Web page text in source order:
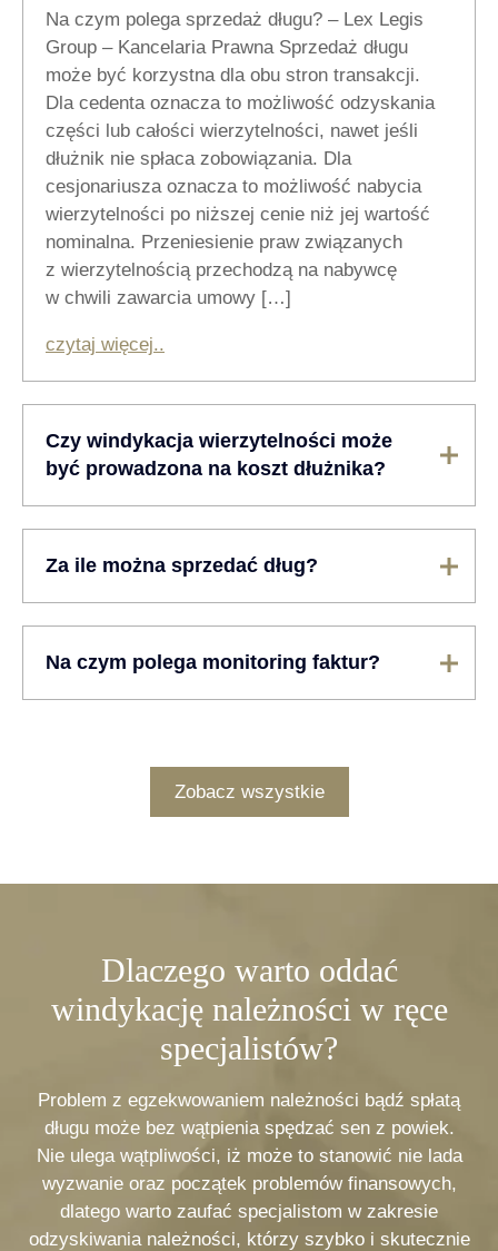
Na czym polega sprzedaż długu? – Lex Legis
Group – Kancelaria Prawna Sprzedaż długu
może być korzystna dla obu stron transakcji.
Dla cedenta oznacza to możliwość odzyskania
części lub całości wierzytelności, nawet jeśli
dłużnik nie spłaca zobowiązania. Dla
cesjonariusza oznacza to możliwość nabycia
wierzytelności po niższej cenie niż jej wartość
nominalna. Przeniesienie praw związanych
z wierzytelnością przechodzą na nabywcę
w chwili zawarcia umowy […]
czytaj więcej..
Czy windykacja wierzytelności może
być prowadzona na koszt dłużnika?
Za ile można sprzedać dług?
Na czym polega monitoring faktur?
Zobacz wszystkie
Dlaczego warto oddać
windykację należności w ręce
specjalistów?
Problem z egzekwowaniem należności bądź spłatą
długu może bez wątpienia spędzać sen z powiek.
Nie ulega wątpliwości, iż może to stanowić nie lada
wyzwanie oraz początek problemów finansowych,
dlatego warto zaufać specjalistom w zakresie
odzyskiwania należności, którzy szybko i skutecznie